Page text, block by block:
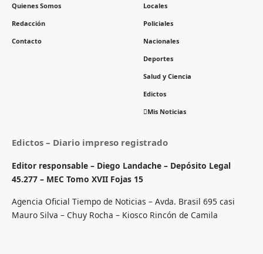
Quienes Somos
Redacción
Contacto
Locales
Policiales
Nacionales
Deportes
Salud y Ciencia
Edictos
Mis Noticias
Edictos – Diario impreso registrado
Editor responsable – Diego Landache – Depósito Legal
45.277 – MEC Tomo XVII Fojas 15
Agencia Oficial Tiempo de Noticias – Avda. Brasil 695 casi
Mauro Silva – Chuy Rocha – Kiosco Rincón de Camila